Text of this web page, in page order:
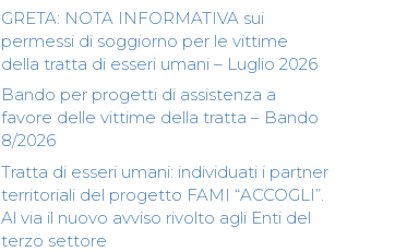
GRETA: NOTA INFORMATIVA sui
permessi di soggiorno per le vittime
della tratta di esseri umani – Luglio 2026
Bando per progetti di assistenza a
favore delle vittime della tratta – Bando
8/2026
Tratta di esseri umani: individuati i partner
territoriali del progetto FAMI “ACCOGLI”.
Al via il nuovo avviso rivolto agli Enti del
terzo settore